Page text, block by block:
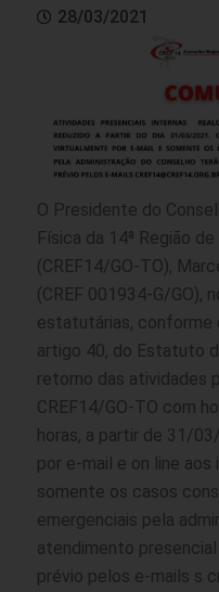
28/03/2021
O Presidente do
Física da 14ª Região
(CREF14/GO-TO),
(CREF 001934-G/GO),
estatutárias, conforme
artigo 40, do Estatuto
retorno das atividades
CREF14/GO-TO com
horas, a partir de 31/
por e-mail e on line
somente os casos
emergenciais pela
atendimento
prévio pelos e-mails s